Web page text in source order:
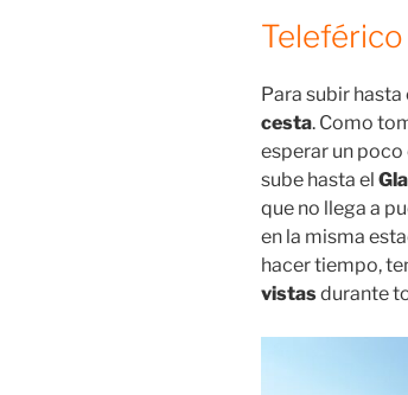
Para subir hasta
cesta. Como
esperar un
sube hasta el
que no llega a
en la misma
hacer tiempo,
vistasdurante